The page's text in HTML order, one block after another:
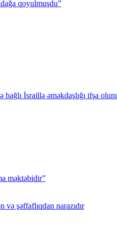
qoyulmuşdu”
İsraillə əməkdaşlığı ifşa
məktəbidir”
şəffaflıqdan narazıdır